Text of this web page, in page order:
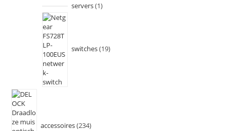
servers 1
switches 19
accessoires 234